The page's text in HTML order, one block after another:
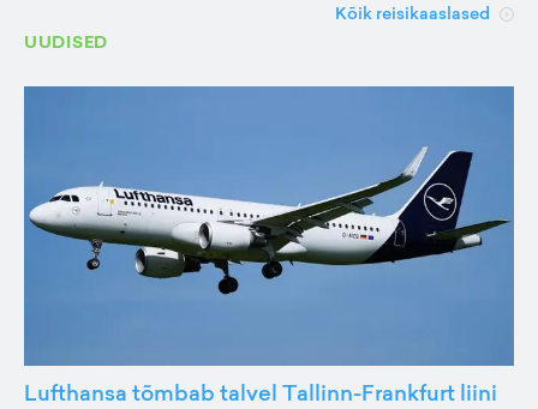
Kõik reisikaaslased
UUDISED
Lufthansa tõmbab talvel Tallinn-Frankfurt liini